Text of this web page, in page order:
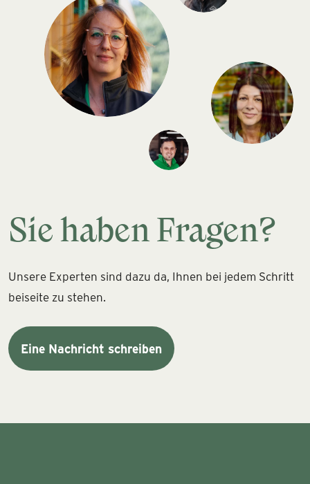
Sie haben Fragen?
Unsere Experten sind dazu da, Ihnen bei jedem Schritt
beiseite zu stehen.
Eine Nachricht schreiben